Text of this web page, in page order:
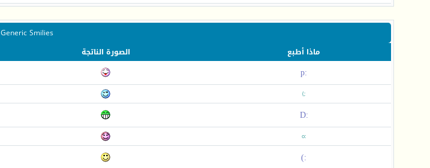
Generic Smilies
ماذا أطبع
الصورة الناتجة
:p
;)
:D
:o
:)